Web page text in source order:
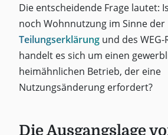
Die entscheidende Frage lautet:
noch Wohnnutzung im Sinne der
Teilungserklärungund des WEG-
handelt es sich um einen
heimähnlichen Betrieb, der eine
Nutzungsänderung erfordert?
Die Ausgangslage